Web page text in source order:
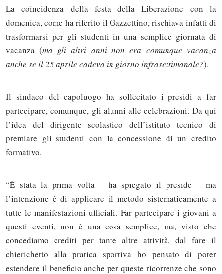
La coincidenza della festa della Liberazione con la
domenica, come ha riferito il Gazzettino, rischiava infatti di
trasformarsi per gli studenti in una semplice giornata di
vacanza (ma gli altri anni non era comunque vacanza
anche se il 25 aprile cadeva in giorno infrasettimanale?).
Il sindaco del capoluogo ha sollecitato i presidi a far
partecipare, comunque, gli alunni alle celebrazioni. Da qui
l’idea del dirigente scolastico dell’istituto tecnico di
premiare gli studenti con la concessione di un credito
formativo.
“È stata la prima volta – ha spiegato il preside – ma
l’intenzione è di applicare il metodo sistematicamente a
tutte le manifestazioni ufficiali. Far partecipare i giovani a
questi eventi, non è una cosa semplice, ma, visto che
concediamo crediti per tante altre attività, dal fare il
chierichetto alla pratica sportiva ho pensato di poter
estendere il beneficio anche per queste ricorrenze che sono